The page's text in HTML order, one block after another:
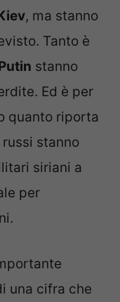
, ma stanno
Tanto è
stanno
Ed è per
quanto riporta
russi stanno
siriani a
per
una cifra che